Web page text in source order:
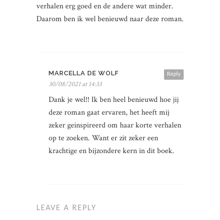
verhalen erg goed en de andere wat minder.
Daarom ben ik wel benieuwd naar deze roman.
Reply
MARCELLA DE WOLF
30/08/2021 at 14:33
Dank je wel!! Ik ben heel benieuwd hoe jij
deze roman gaat ervaren, het heeft mij
zeker geinspireerd om haar korte verhalen
op te zoeken. Want er zit zeker een
krachtige en bijzondere kern in dit boek.
LEAVE A REPLY